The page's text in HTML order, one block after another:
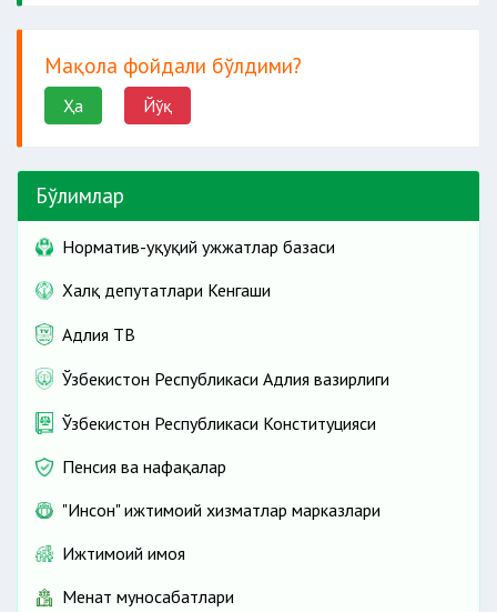
Мақола фойдали бўлдими?
Ҳа Йўқ
Бўлимлар
Норматив-ҳуқуқий ҳужжатлар базаси
Халқ депутатлари Кенгаши
Адлия ТВ
Ўзбекистон Республикаси Адлия вазирлиги
Ўзбекистон Республикаси Конституцияси
Пенсия ва нафақалар
"Инсон" ижтимоий хизматлар марказлари
Ижтимоий ҳимоя
Меҳнат муносабатлари